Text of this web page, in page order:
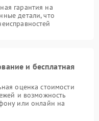
гарантия на
детали, что
и бесплатная
оценка стоимости
и возможность
или онлайн на